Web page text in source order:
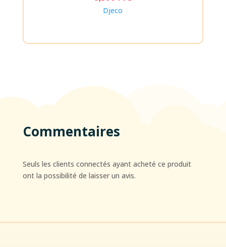
Djeco
Commentaires
Seuls les clients connectés ayant acheté ce produit
ont la possibilité de laisser un avis.